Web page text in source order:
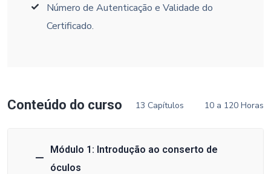
Número de Autenticação e Validade do
Certificado.
Conteúdo do curso 13 Capítulos 10 a 120 Horas
Módulo 1: Introdução ao conserto de
óculos